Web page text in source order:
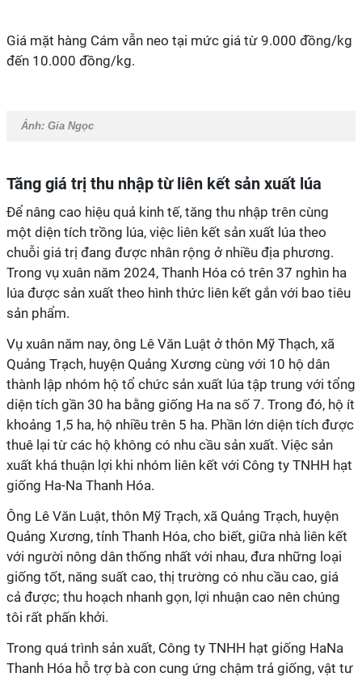
Giá mặt hàng Cám vẫn neo tại mức giá từ 9.000 đồng/kg
đến 10.000 đồng/kg.
Ảnh: Gia Ngọc
Tăng giá trị thu nhập từ liên kết sản xuất lúa
Để nâng cao hiệu quả kinh tế, tăng thu nhập trên cùng
một diện tích trồng lúa, việc liên kết sản xuất lúa theo
chuỗi giá trị đang được nhân rộng ở nhiều địa phương.
Trong vụ xuân năm 2024, Thanh Hóa có trên 37 nghìn ha
lúa được sản xuất theo hình thức liên kết gắn với bao tiêu
sản phẩm.
Vụ xuân năm nay, ông Lê Văn Luật ở thôn Mỹ Thạch, xã
Quảng Trạch, huyện Quảng Xương cùng với 10 hộ dân
thành lập nhóm hộ tổ chức sản xuất lúa tập trung với tổng
diện tích gần 30 ha bằng giống Ha na số 7. Trong đó, hộ ít
khoảng 1,5 ha, hộ nhiều trên 5 ha. Phần lớn diện tích được
thuê lại từ các hộ không có nhu cầu sản xuất. Việc sản
xuất khá thuận lợi khi nhóm liên kết với Công ty TNHH hạt
giống Ha-Na Thanh Hóa.
Ông Lê Văn Luật, thôn Mỹ Trạch, xã Quảng Trạch, huyện
Quảng Xương, tỉnh Thanh Hóa, cho biết, giữa nhà liên kết
với người nông dân thống nhất với nhau, đưa những loại
giống tốt, năng suất cao, thị trường có nhu cầu cao, giá
cả được; thu hoạch nhanh gọn, lợi nhuận cao nên chúng
tôi rất phấn khởi.
Trong quá trình sản xuất, Công ty TNHH hạt giống HaNa
Thanh Hóa hỗ trợ bà con cung ứng chậm trả giống, vật tư